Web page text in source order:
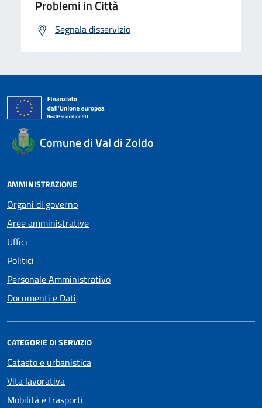
Problemi in Città
Segnala disservizio
Comune di Val di Zoldo
AMMINISTRAZIONE
Organi di governo
Aree amministrative
Uffici
Politici
Personale Amministrativo
Documenti e Dati
CATEGORIE DI SERVIZIO
Catasto e urbanistica
Vita lavorativa
Mobilità e trasporti